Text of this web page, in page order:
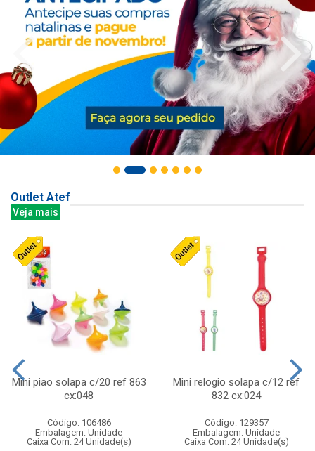
Outlet Atef
Veja mais
Mini piao solapa c/20 ref 863
cx:048
Código: 106486
Embalagem: Unidade
Caixa Com: 24 Unidade(s)
Mini relogio solapa c/12 ref
832 cx:024
Código: 129357
Embalagem: Unidade
Caixa Com: 24 Unidade(s)